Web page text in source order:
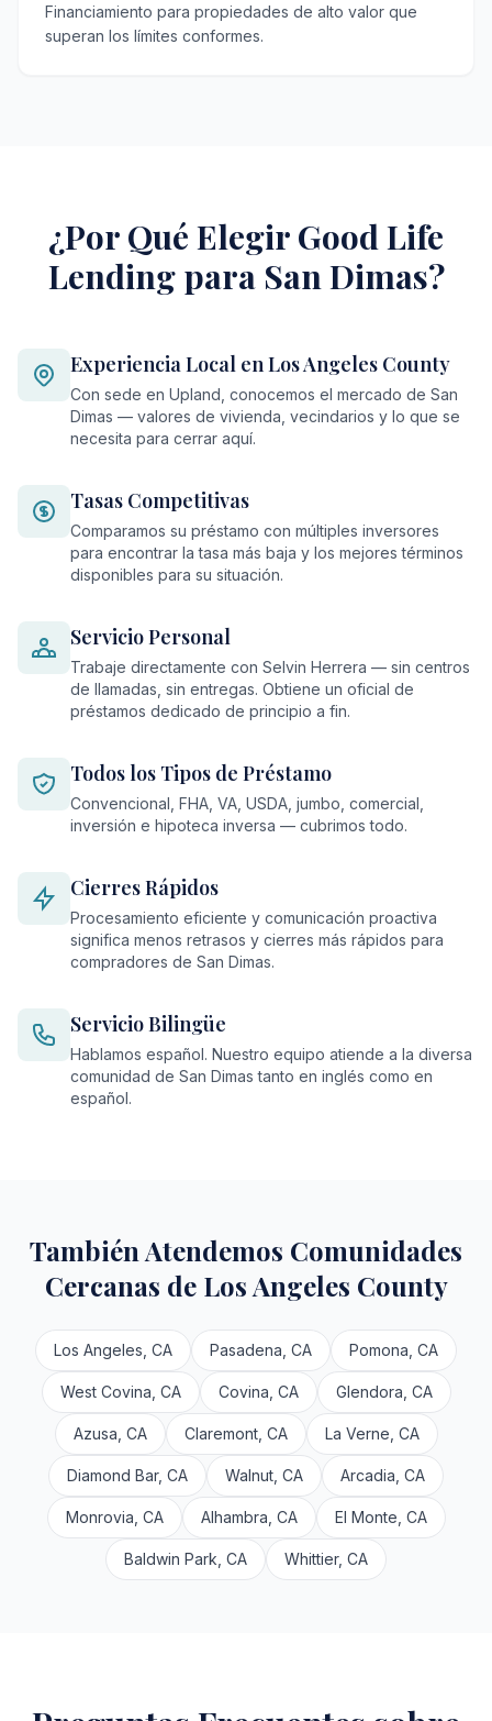
Financiamiento para propiedades de alto valor que
superan los límites conformes.
¿Por Qué Elegir Good Life
Lending para San Dimas?
Experiencia Local en Los Angeles County
Con sede en Upland, conocemos el mercado de San
Dimas — valores de vivienda, vecindarios y lo que se
necesita para cerrar aquí.
Tasas Competitivas
Comparamos su préstamo con múltiples inversores
para encontrar la tasa más baja y los mejores términos
disponibles para su situación.
Servicio Personal
Trabaje directamente con Selvin Herrera — sin centros
de llamadas, sin entregas. Obtiene un oficial de
préstamos dedicado de principio a fin.
Todos los Tipos de Préstamo
Convencional, FHA, VA, USDA, jumbo, comercial,
inversión e hipoteca inversa — cubrimos todo.
Cierres Rápidos
Procesamiento eficiente y comunicación proactiva
significa menos retrasos y cierres más rápidos para
compradores de San Dimas.
Servicio Bilingüe
Hablamos español. Nuestro equipo atiende a la diversa
comunidad de San Dimas tanto en inglés como en
español.
También Atendemos Comunidades
Cercanas de Los Angeles County
Los Angeles, CA Pasadena, CA Pomona, CA
West Covina, CA Covina, CA Glendora, CA
Azusa, CA Claremont, CA La Verne, CA
Diamond Bar, CA Walnut, CA Arcadia, CA
Monrovia, CA Alhambra, CA El Monte, CA
Baldwin Park, CA Whittier, CA